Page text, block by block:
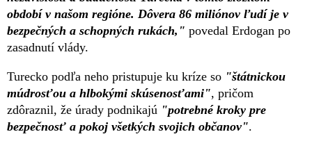
období v našom regióne. Dôvera 86 miliónov ľudí je v
bezpečných a schopných rukách," povedal Erdogan po
zasadnutí vlády.
Turecko podľa neho pristupuje ku kríze so "štátnickou
múdrosťou a hlbokými skúsenosťami", pričom
zdôraznil, že úrady podnikajú "potrebné kroky pre
bezpečnosť a pokoj všetkých svojich občanov".